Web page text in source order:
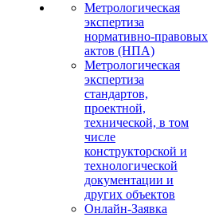
Метрологическая
экспертиза
нормативно-правовых
актов (НПА)
Метрологическая
экспертиза
стандартов,
проектной,
технической, в том
числе
конструкторской и
технологической
документации и
других объектов
Онлайн-Заявка